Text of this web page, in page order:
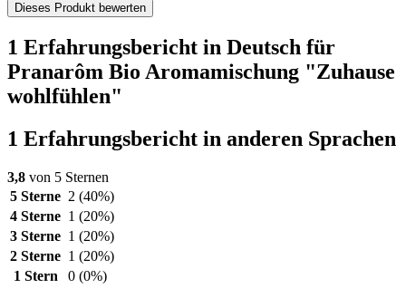
Dieses Produkt bewerten
1 Erfahrungsbericht in Deutsch für
Pranarôm Bio Aromamischung "Zuhause
wohlfühlen"
1 Erfahrungsbericht in anderen Sprachen
3,8 von 5 Sternen
5 Sterne 2 (40%)
4 Sterne 1 (20%)
3 Sterne 1 (20%)
2 Sterne 1 (20%)
1 Stern
0 (0%)